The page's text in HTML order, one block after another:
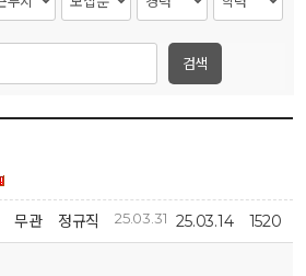
검색
무관 정규직 25.03.31 25.03.14 1520